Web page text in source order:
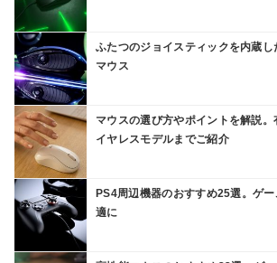
ふたつのジョイスティックを内蔵
マウス
マウスの選び方やポイントを解説。
イヤレスモデルまでご紹介
PS4周辺機器のおすすめ25選。ゲ
適に